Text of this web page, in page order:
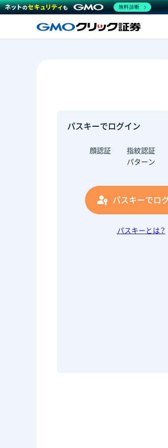
パスキーでログイン
顔認証 指紋認証
パターン
パスキーでロ
パスキーとは？
無料診断